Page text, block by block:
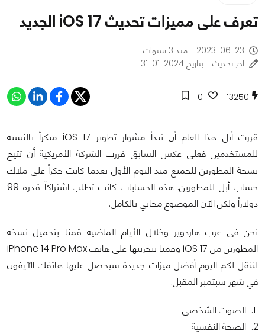
تعرف على مميزات تحديث iOS 17 الجديد
2023-06-23 - منذ 3 سنوات
اخر تحديث - بتاريخ 2024-01-31
13250
0
قررت أبل هذا العام أن تبدأ مشوار تطوير iOS 17 مبكراً بالنسبة
للمستخدمين فعلى عكس السابق قررت الشركة الأمريكية أن تتيح
نسخة المطورين للجميع منذ اليوم الأول بعدما كانت حكراً على ملاك
حساب أبل للمطورين. هذه الحسابات كانت تطلب اشتراكاً قدره 99
دولاراً ولكن الآن الموضوع مجاني بالكامل.
نحن في عرب هاردوير وخلال الأيام الماضية قمنا بتحميل نسخة
المطورين من iOS 17 وقمنا بتجربتها على هاتف iPhone 14 Pro Max
لننقل لكم اليوم أفضل ميزات جديدة سيحصل عليها هاتفك الآيفون
في شهر سبتمبر المقبل.
الصوت الشخصي
الصحة النفسية